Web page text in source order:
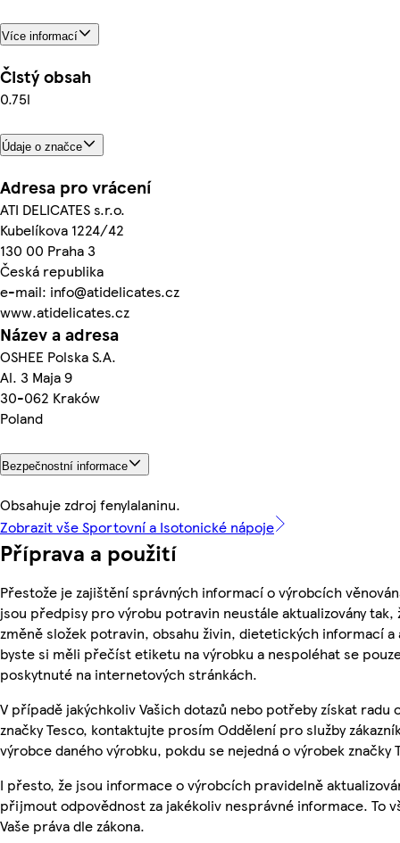
Více informací
Čistý obsah
0.75l
Údaje o značce
Adresa pro vrácení
ATI DELICATES s.r.o.
Kubelíkova 1224/42
130 00 Praha 3
Česká republika
e-mail: info@atidelicates.cz
www.atidelicates.cz
Název a adresa
OSHEE Polska S.A.
Al. 3 Maja 9
30-062 Kraków
Poland
Bezpečnostní informace
Obsahuje zdroj fenylalaninu.
Zobrazit vše Sportovní a Isotonické nápoje
Příprava a použití
Přestože je zajištění správných informací o výrobcích
jsou předpisy pro výrobu potravin neustále aktualizovány tak,
změně složek potravin, obsahu živin, dietetických informací a
byste si měli přečíst etiketu na výrobku a nespoléhat se
poskytnuté na internetových stránkách.
V případě jakýchkoliv Vašich dotazů nebo potřeby získat radu
značky Tesco, kontaktujte prosím Oddělení pro služby
výrobce daného výrobku, pokdu se nejedná o výrobek značky
I přesto, že jsou informace o výrobcích pravidelně
přijmout odpovědnost za jakékoliv nesprávné informace. To
Vaše práva dle zákona.